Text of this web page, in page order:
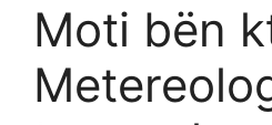
Moti bën